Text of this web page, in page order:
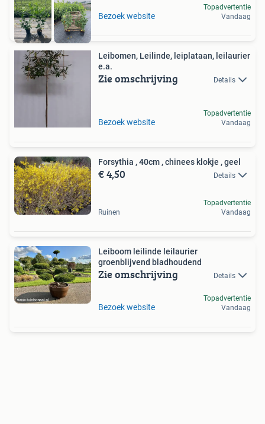
Bezoek website
Topadvertentie
Vandaag
Leibomen, Leilinde, leiplataan, leilaurier
e.a.
Zie omschrijving Details
Bezoek website
Topadvertentie
Vandaag
Forsythia , 40cm , chinees klokje , geel
€ 4,50 Details
Ruinen
Topadvertentie
Vandaag
Leiboom leilinde leilaurier
groenblijvend bladhoudend
Zie omschrijving Details
Bezoek website
Topadvertentie
Vandaag